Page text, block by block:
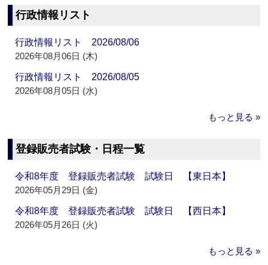
行政情報リスト
行政情報リスト 2026/08/06
2026年08月06日 (木)
行政情報リスト 2026/08/05
2026年08月05日 (水)
もっと見る »
登録販売者試験・日程一覧
令和8年度 登録販売者試験 試験日 【東日本】
2026年05月29日 (金)
令和8年度 登録販売者試験 試験日 【西日本】
2026年05月26日 (火)
もっと見る »